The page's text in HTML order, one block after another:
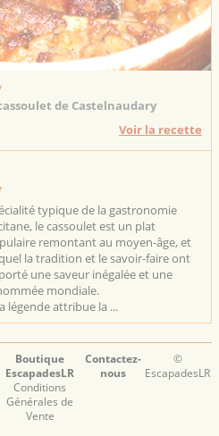
de Castelnaudary
Voir la recette
typique de la gastronomie
le cassoulet est un plat
remontant au moyen-âge, et
la tradition et le savoir-faire ont
une saveur inégalée et une
mondiale.
légende attribue la ...
Boutique
EscapadesLR
Conditions
Générales de
Vente
Contactez-
nous
©
EscapadesLR